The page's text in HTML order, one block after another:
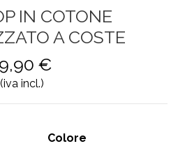
IN COTONE
A COSTE
€
(iva incl.)
Colore